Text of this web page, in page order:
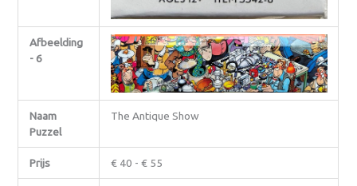
Afbeelding
- 6
Naam
Puzzel
The Antique Show
Prijs € 40 - € 55